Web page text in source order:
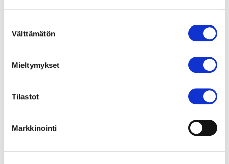
valinta
Välttämätön
Mieltymykset
Tilastot
Markkinointi
lähipalveluna.
Hämeenlinnassa, Forssassa, Pirkkalassa, Ylöjärvellä